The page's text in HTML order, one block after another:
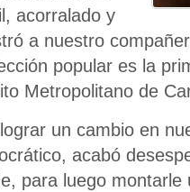
acorralado y
a nuestro
popular es la
Metropolitano de
un cambio en
acabó
para luego